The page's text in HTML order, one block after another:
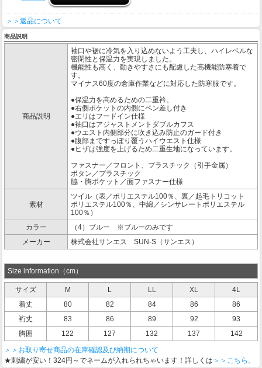
＞＞返品について
商品説明
商品説明
袖口や裾に冷気を入り込めないよう工夫し、ハイレベルな
密閉性と保温力を実現しました。
機能性も高く、動きやすさにも配慮した高機能防寒着で
す。
マイナス60度の倉庫作業などに対応した防寒服です。
●保温力を高めるための二重衿。
●右側ポケットの内側にペン差し付き
●エリはフードイン仕様
●袖口はアジャストメントダブルカフス
●ウエスト内側部分に吹き込み防止のガード付き
●腹部まですっぽり覆うハイウエスト仕様
●ヒザは強度を上げるため二重生地になっています。
ファスナー／フロント、プラスチック（引手金属）
ボタン／プラスチック
脇・胸ポケット／面ファスナー仕様
素材
ツイル（表／ポリエステル100％、裏／起毛トリコット
ポリエステル100％、中綿／シンサレートポリエステル
100％）
カラー
（4）ブルー ※ブルーのみです
メーカー
株式会社サンエス SUN-S（サンエス）
Size information（cm）
サイズ M L LL XL
4L
着丈
80 82 84 86
86
裄丈
83 86 89 92
93
胸囲
122 127 132 137
142
＞＞お取り寄せ商品の在庫確認及び納期について
★刺繍が安い！324円～でネームが入れられちゃいます！詳しくは ＞＞こちら。